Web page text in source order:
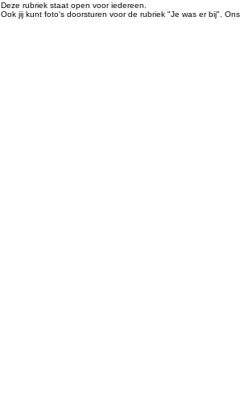
Deze rubriek staat open voor iedereen.
Ook jij kunt foto's doorsturen voor de rubriek "Je was er bij".